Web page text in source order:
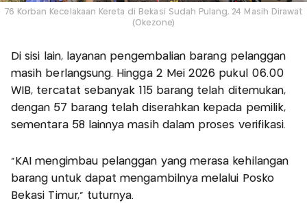
76 Korban Kecelakaan Kereta di Bekasi Sudah Pulang, 24 Masih Dirawat
(Okezone)
Di sisi lain, layanan pengembalian barang pelanggan
masih berlangsung. Hingga 2 Mei 2026 pukul 06.00
WIB, tercatat sebanyak 115 barang telah ditemukan,
dengan 57 barang telah diserahkan kepada pemilik,
sementara 58 lainnya masih dalam proses verifikasi.
“KAI mengimbau pelanggan yang merasa kehilangan
barang untuk dapat mengambilnya melalui Posko
Bekasi Timur,” tuturnya.